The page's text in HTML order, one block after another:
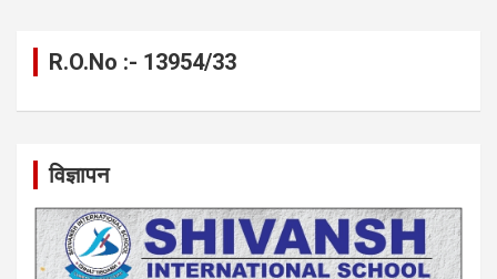
R.O.No :- 13954/33
विज्ञापन